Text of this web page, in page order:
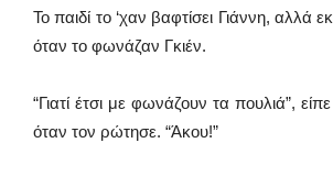
Το παιδί το ‘χαν βαφτίσει Γιάννη, αλλά
όταν το φωνάζαν Γκιέν.
“Γιατί έτσι με φωνάζουν τα πουλιά”,
όταν τον ρώτησε. “Άκου!”